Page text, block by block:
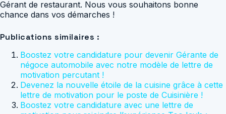
Gérant de restaurant. Nous vous souhaitons bonne
chance dans vos démarches !
Publications similaires :
Boostez votre candidature pour devenir Gérante de
négoce automobile avec notre modèle de lettre de
motivation percutant !
Devenez la nouvelle étoile de la cuisine grâce à cette
lettre de motivation pour le poste de Cuisinière !
Boostez votre candidature avec une lettre de